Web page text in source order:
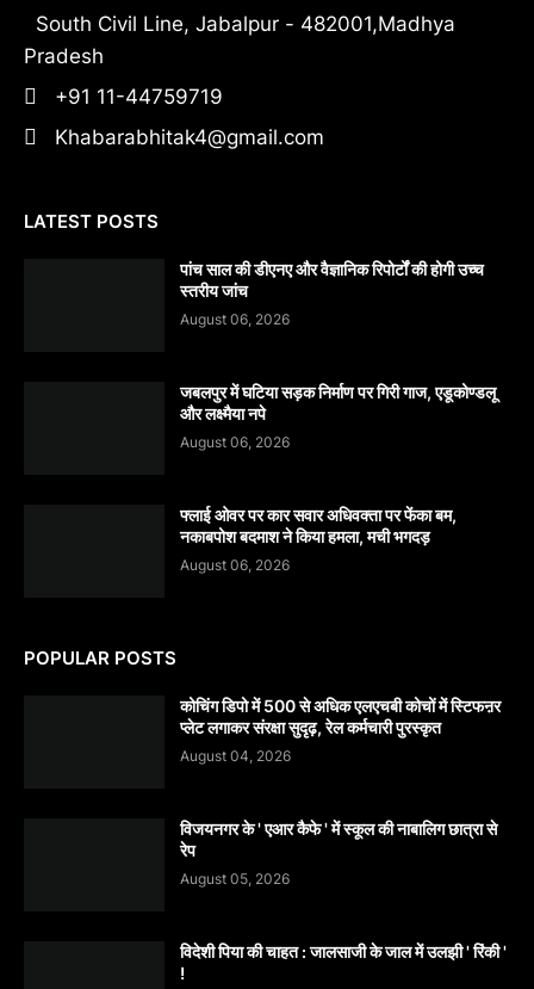
South Civil Line, Jabalpur - 482001,Madhya
Pradesh
+91 11-44759719
Khabarabhitak4@gmail.com
LATEST POSTS
पांच साल की डीएनए और वैज्ञानिक रिपोर्टों की होगी उच्च
स्तरीय जांच
August 06, 2026
जबलपुर में घटिया सड़क निर्माण पर गिरी गाज, एडूकोण्डलू
और लक्ष्मैया नपे
August 06, 2026
फ्लाई ओवर पर कार सवार अधिवक्ता पर फेंका बम,
नकाबपोश बदमाश ने किया हमला, मची भगदड़
August 06, 2026
POPULAR POSTS
कोचिंग डिपो में 500 से अधिक एलएचबी कोचों में स्टिफऩर
प्लेट लगाकर संरक्षा सुदृढ़, रेल कर्मचारी पुरस्कृत
August 04, 2026
विजयनगर के ' एआर कैफे ' में स्कूल की नाबालिग छात्रा से
रेप
August 05, 2026
विदेशी पिया की चाहत : जालसाजी के जाल में उलझी ' रिंकी '
!